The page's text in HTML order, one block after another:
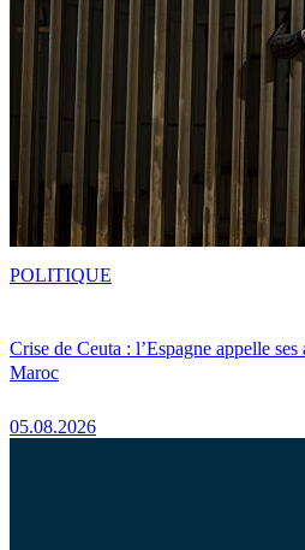
Crise de Ceuta : l’Espagne appelle
Maroc
05.08.2026
POLITIQUE